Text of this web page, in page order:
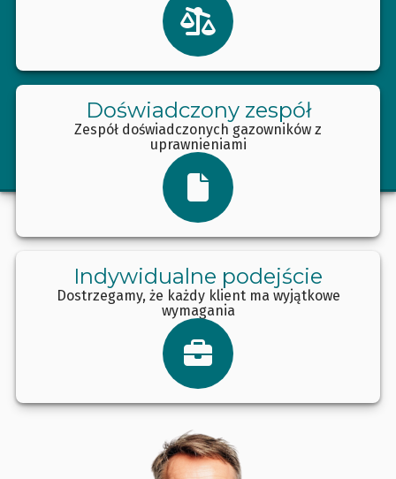
Doświadczony zespół
Zespół doświadczonych gazowników z
uprawnieniami
Indywidualne podejście
Dostrzegamy, że każdy klient ma wyjątkowe
wymagania